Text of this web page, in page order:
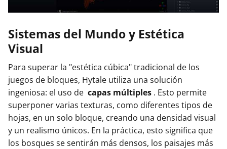
Sistemas del Mundo y Estética
Visual
Para superar la "estética cúbica" tradicional de los
juegos de bloques, Hytale utiliza una solución
ingeniosa: el uso de capas múltiples . Esto permite
superponer varias texturas, como diferentes tipos de
hojas, en un solo bloque, creando una densidad visual
y un realismo únicos. En la práctica, esto significa que
los bosques se sentirán más densos, los paisajes más